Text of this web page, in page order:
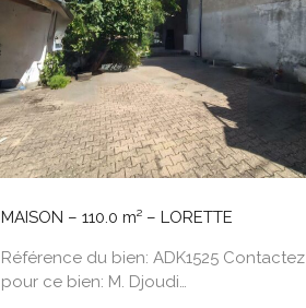
MAISON – 110.0 m² – LORETTE
Référence du bien: ADK1525 Contactez
pour ce bien: M. Djoudi…